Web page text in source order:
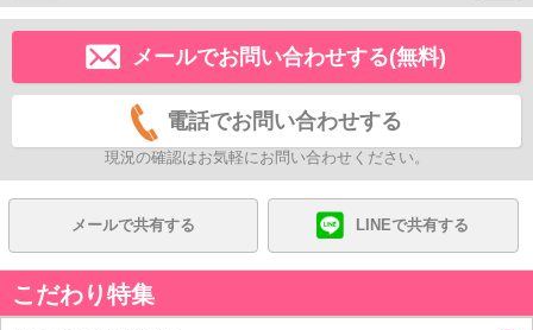
メールでお問い合わせする(無料)
電話でお問い合わせする
現況の確認はお気軽にお問い合わせください。
メールで共有する LINEで共有する
こだわり特集